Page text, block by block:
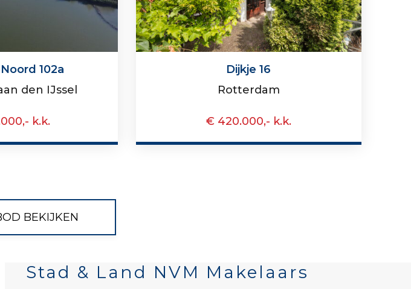
102a
den IJssel
k.k.
Dijkje 16
Rotterdam
€ 420.000,- k.k.
BEKIJKEN
Stad & Land NVM Makelaars